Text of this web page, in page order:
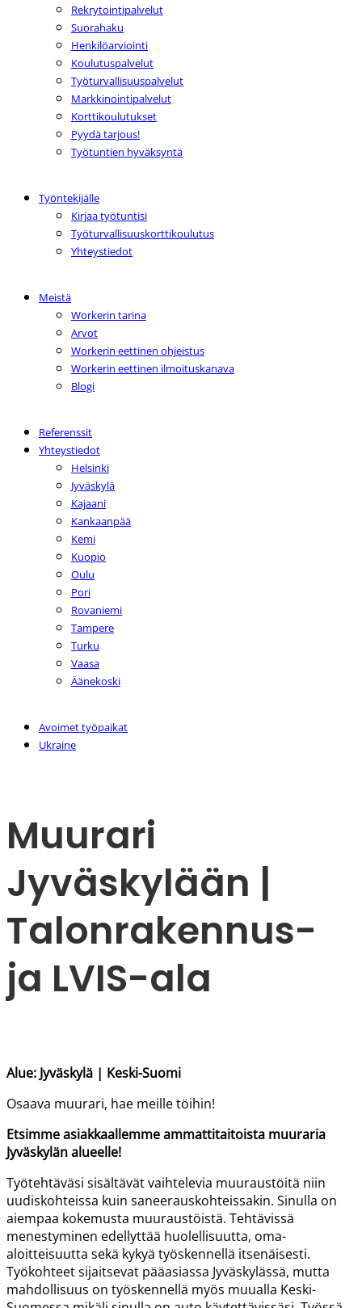
Rekrytointipalvelut
Suorahaku
Henkilöarviointi
Koulutuspalvelut
Työturvallisuuspalvelut
Markkinointipalvelut
Korttikoulutukset
Pyydä tarjous!
Työtuntien hyväksyntä
Työntekijälle
Kirjaa työtuntisi
Työturvallisuuskorttikoulutus
Yhteystiedot
Meistä
Workerin tarina
Arvot
Workerin eettinen ohjeistus
Workerin eettinen ilmoituskanava
Blogi
Referenssit
Yhteystiedot
Helsinki
Jyväskylä
Kajaani
Kankaanpää
Kemi
Kuopio
Oulu
Pori
Rovaniemi
Tampere
Turku
Vaasa
Äänekoski
Avoimet työpaikat
Ukraine
Muurari
Jyväskylään |
Talonrakennus-
ja LVIS-ala
Alue: Jyväskylä | Keski-Suomi
Osaava muurari, hae meille töihin!
Etsimme asiakkaallemme ammattitaitoista muuraria
Jyväskylän alueelle!
Työtehtäväsi sisältävät vaihtelevia muuraustöitä niin
uudiskohteissa kuin saneerauskohteissakin. Sinulla on
aiempaa kokemusta muuraustöistä. Tehtävissä
menestyminen edellyttää huolellisuutta, oma-
aloitteisuutta sekä kykyä työskennellä itsenäisesti.
Työkohteet sijaitsevat pääasiassa Jyväskylässä, mutta
mahdollisuus on työskennellä myös muualla Keski-